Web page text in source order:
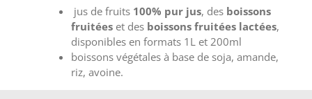
jus de fruits 100% pur jus, des boissons
fruitées et des boissons fruitées lactées,
disponibles en formats 1L et 200ml
boissons végétales à base de soja, amande,
riz, avoine.